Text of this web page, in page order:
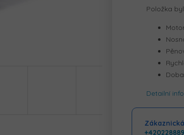
Položka
Detailní